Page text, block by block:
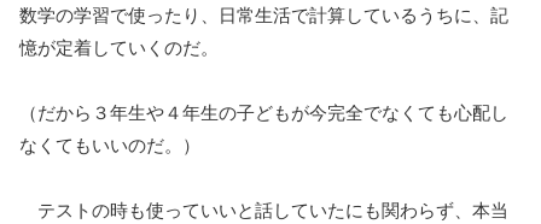
数学の学習で使ったり、日常生活で計算しているうちに、記
憶が定着していくのだ。
（だから３年生や４年生の子どもが今完全でなくても心配し
なくてもいいのだ。）
テストの時も使っていいと話していたにも関わらず、本当